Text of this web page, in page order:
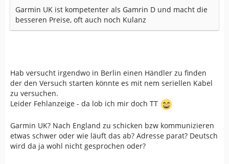
Garmin UK ist kompetenter als Gamrin D und macht die
besseren Preise, oft auch noch Kulanz
Hab versucht irgendwo in Berlin einen Händler zu finden
der den Versuch starten könnte es mit nem seriellen Kabel
zu versuchen.
Leider Fehlanzeige - da lob ich mir doch TT
Garmin UK? Nach England zu schicken bzw kommunizieren
etwas schwer oder wie läuft das ab? Adresse parat? Deutsch
wird da ja wohl nicht gesprochen oder?